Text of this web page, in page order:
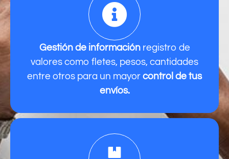
Gestión de informaciónregistro de
valores como fletes, pesos, cantidades
entre otros para un mayor control de tus
envíos.